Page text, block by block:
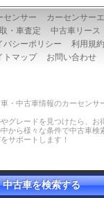
センサー
カーセンサー
・車査定
中古車リース
バシーポリシー
利用規約
トマップ
お問い合わせ
・中古車情報のカーセンサ
グレードを見つけたら、お
から様々な条件で中古車検
サポートします！
中古車を検索する